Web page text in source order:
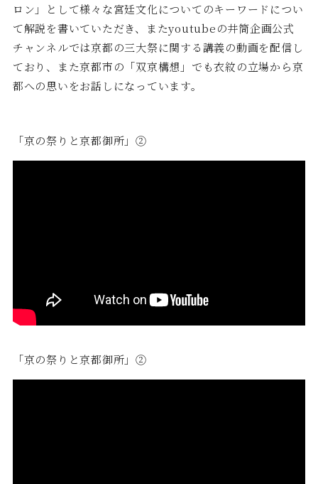
ロン」として様々な宮廷文化についてのキーワードについ
て解説を書いていただき、またyoutubeの井筒企画公式
チャンネルでは京都の三大祭に関する講義の動画を配信し
ており、また京都市の「双京構想」でも衣紋の立場から京
都への思いをお話しになっています。
「京の祭りと京都御所」②
「京の祭りと京都御所」②